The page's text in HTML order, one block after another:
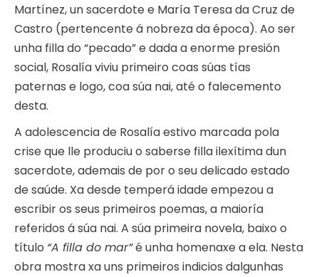
Martínez, un sacerdote e María Teresa da Cruz de
Castro (pertencente á nobreza da época). Ao ser
unha filla do “pecado” e dada a enorme presión
social, Rosalía viviu primeiro coas súas tías
paternas e logo, coa súa nai, até o falecemento
desta.
A adolescencia de Rosalía estivo marcada pola
crise que lle produciu o saberse filla ilexítima dun
sacerdote, ademais de por o seu delicado estado
de saúde. Xa desde temperá idade empezou a
escribir os seus primeiros poemas, a maioría
referidos á súa nai. A súa primeira novela, baixo o
título “A filla do mar”é unha homenaxe a ela. Nesta
obra mostra xa uns primeiros indicios dalgunhas